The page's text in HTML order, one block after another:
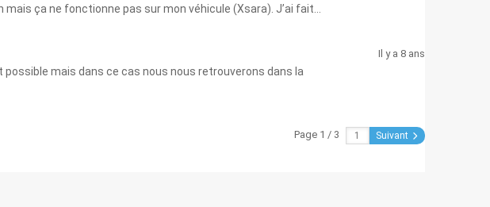
ça ne fonctionne pas sur mon véhicule (Xsara). J’ai fait...
possible mais dans ce cas nous nous retrouverons dans la
Il y a 8 ans
Page 1 / 3 Suivant